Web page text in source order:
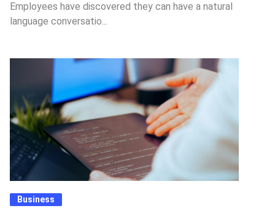
Employees have discovered they can have a natural
language conversatio...
Business